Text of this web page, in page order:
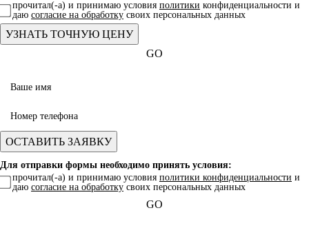
прочитал(-а) и принимаю условия политики конфиденциальности и
даю согласие на обработку своих персональных данных
GO
Для отправки формы необходимо принять условия:
прочитал(-а) и принимаю условия политики конфиденциальности и
даю согласие на обработку своих персональных данных
GO